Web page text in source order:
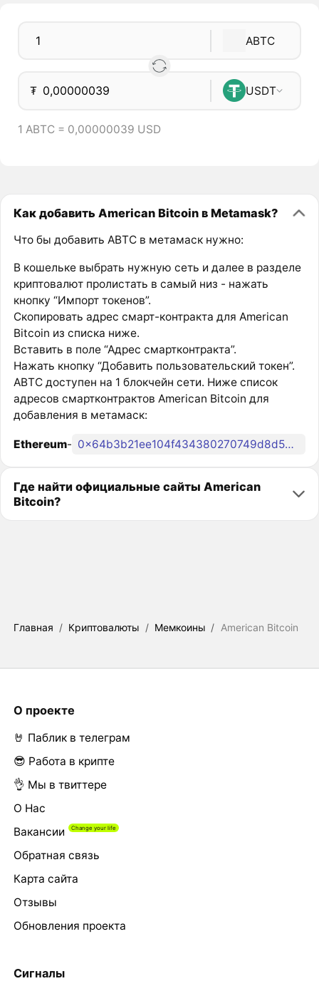
ABTC
₮ USDT
1 ABTC = 0,00000039 USD
Как добавить American Bitcoin в Metamask?
Что бы добавить ABTC в метамаск нужно:
В кошельке выбрать нужную сеть и далее в разделе
криптовалют пролистать в самый низ - нажать
кнопку “Импорт токенов”.
Скопировать адрес смарт-контракта для American
Bitcoin из списка ниже.
Вставить в поле “Адрес смартконтракта”.
Нажать кнопку “Добавить пользовательский токен”.
ABTC доступен на 1 блокчейн сети. Ниже список
адресов смартконтрактов American Bitcoin для
добавления в метамаск:
Ethereum- 0x64b3b21ee104f434380270749d8d5bfd481fdcf6
Где найти официальные сайты American
Bitcoin?
Главная / Криптовалюты / Мемкоины / American Bitcoin
О проекте
🤘 Паблик в телеграм
😎 Работа в крипте
👌 Мы в твиттере
О Нас
Вакансии
Обратная связь
Карта сайта
Отзывы
Обновления проекта
Сигналы